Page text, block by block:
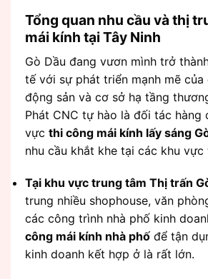
Tổng quan nhu cầu và thị
mái kính tại Tây Ninh
Gò Dầu đang vươn mình trở
tế với sự phát triển mạnh mẽ
động sản và cơ sở hạ tầng
Phát CNC tự hào là đối tác hàng
vực thi công mái kính lấy sáng
nhu cầu khắt khe tại các khu
Tại khu vực trung tâm Thị trấn
trung nhiều shophouse, văn
các công trình nhà phố kinh
công mái kính nhà phốđể tận
kinh doanh kết hợp ở là rất lớn.